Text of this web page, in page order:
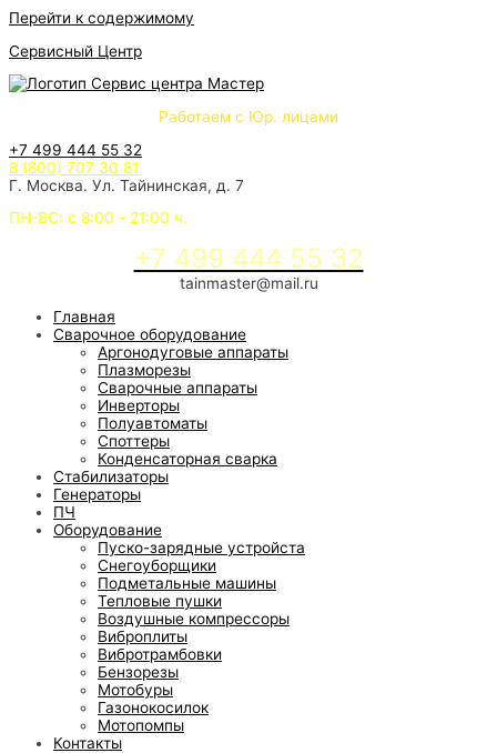
Перейти к содержимому
Сервисный Центр
Работаем с Юр. лицами
+7 499 444 55 32
8 (800) 707 30 81
Г. Москва. Ул. Тайнинская, д. 7
ПН-ВС: с 8:00 - 21:00 ч.
+7 499 444 55 32
tainmaster@mail.ru
Главная
Сварочное оборудование
Аргонодуговые аппараты
Плазморезы
Сварочные аппараты
Инверторы
Полуавтоматы
Споттеры
Конденсаторная сварка
Стабилизаторы
Генераторы
ПЧ
Оборудование
Пуско-зарядные устройста
Снегоуборщики
Подметальные машины
Тепловые пушки
Воздушные компрессоры
Виброплиты
Вибротрамбовки
Бензорезы
Мотобуры
Газонокосилок
Мотопомпы
Контакты